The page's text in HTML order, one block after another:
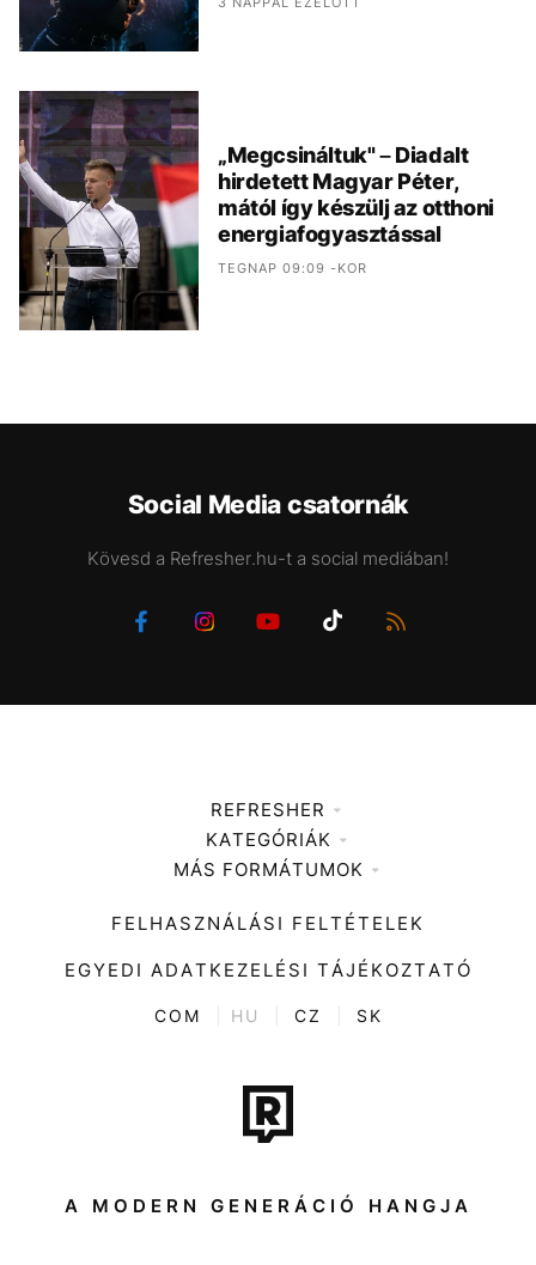
„Megcsináltuk" – Diadalt
hirdetett Magyar Péter,
mától így készülj az otthoni
energiafogyasztással
TEGNAP 09:09 -KOR
Social Media csatornák
Kövesd a Refresher.hu-t a social mediában!
REFRESHER
Médiaajánlat
KATEGÓRIÁK
Zene
Divat
Kultúra
ENTR
Tech-Tudomány
Sport
Társadalom
MÁS FORMÁTUMOK
FELHASZNÁLÁSI FELTÉTELEK
EGYEDI ADATKEZELÉSI TÁJÉKOZTATÓ
COM HU CZ SK
A MODERN GENERÁCIÓ HANGJA